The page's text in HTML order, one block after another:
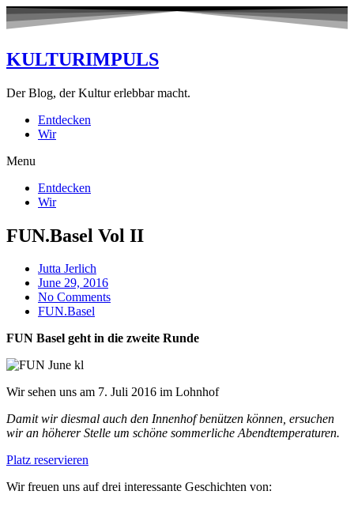
KULTURIMPULS
Der Blog, der Kultur erlebbar macht.
Entdecken
Wir
Menu
Entdecken
Wir
FUN.Basel Vol II
Jutta Jerlich
June 29, 2016
No Comments
FUN.Basel
FUN Basel geht in die zweite Runde
Wir sehen uns am 7. Juli 2016 im Lohnhof
Damit wir diesmal auch den Innenhof benützen können, ersuchen
wir an höherer Stelle um schöne sommerliche Abendtemperaturen.
Platz reservieren
Wir freuen uns auf drei interessante Geschichten von: